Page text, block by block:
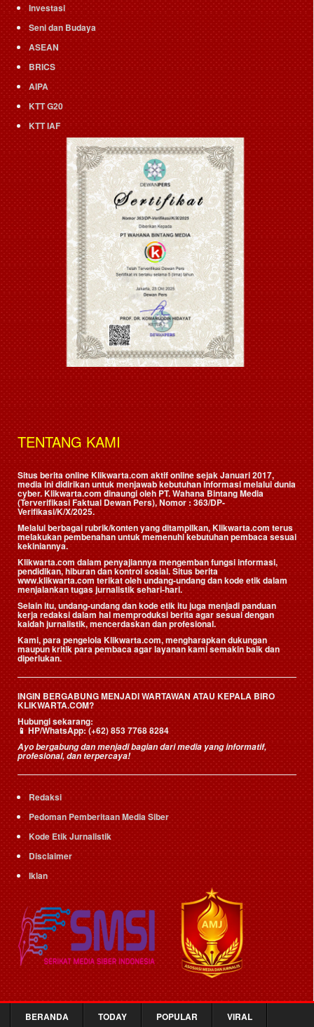
Investasi
Seni dan Budaya
ASEAN
BRICS
AIPA
KTT G20
KTT IAF
TENTANG KAMI
Situs berita online Klikwarta.com aktif online sejak Januari 2017,
media ini didirikan untuk menjawab kebutuhan informasi melalui dunia
cyber. Klikwarta.com dinaungi oleh PT. Wahana Bintang Media
(Terverifikasi Faktual Dewan Pers), Nomor : 363/DP-
Verifikasi/K/X/2025.
Melalui berbagai rubrik/konten yang ditampilkan, Klikwarta.com terus
melakukan pembenahan untuk memenuhi kebutuhan pembaca sesuai
kekiniannya.
Klikwarta.com dalam penyajiannya mengemban fungsi informasi,
pendidikan, hiburan dan kontrol sosial. Situs berita
www.klikwarta.com terikat oleh undang-undang dan kode etik dalam
menjalankan tugas jurnalistik sehari-hari.
Selain itu, undang-undang dan kode etik itu juga menjadi panduan
kerja redaksi dalam hal memproduksi berita agar sesuai dengan
kaidah jurnalistik, mencerdaskan dan profesional.
Kami, para pengelola Klikwarta.com, mengharapkan dukungan
maupun kritik para pembaca agar layanan kami semakin baik dan
diperlukan.
INGIN BERGABUNG MENJADI WARTAWAN ATAU KEPALA BIRO
KLIKWARTA.COM?
Hubungi sekarang:
📱HP/WhatsApp:(+62) 853 7768 8284
Ayo bergabung dan menjadi bagian dari media yang informatif,
profesional, dan terpercaya!
Redaksi
Pedoman Pemberitaan Media Siber
Kode Etik Jurnalistik
Disclaimer
Iklan
BERANDA TODAY POPULAR VIRAL